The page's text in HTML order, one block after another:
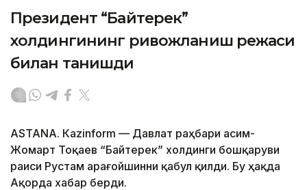
Президент “Байтерек”
холдингининг ривожланиш режаси
билан танишди
ASTANА. Каzinform — Давлат раҳбари Қасим-
Жомарт Тоқаев “Байтерек” холдинги бошқаруви
раиси Рустам Қарағойшинни қабул қилди. Бу ҳақда
Ақорда хабар берди.